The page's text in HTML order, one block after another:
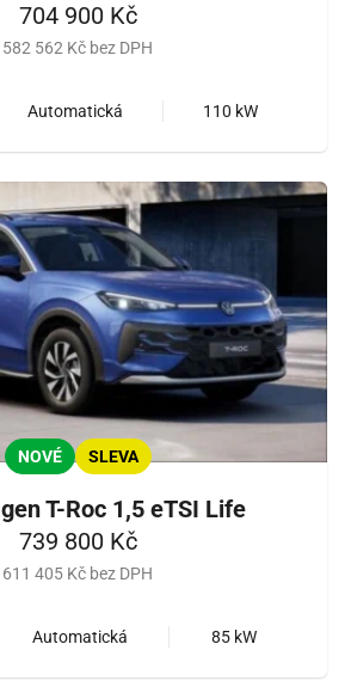
704 900 Kč
582 562 Kč bez DPH
Automatická 110 kW
NOVÉ SLEVA
T-Roc 1,5 eTSI Life
739 800 Kč
611 405 Kč bez DPH
Automatická 85 kW